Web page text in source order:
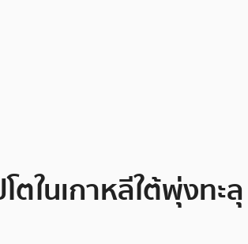
ในเกาหลีใต้พุ่งทะ